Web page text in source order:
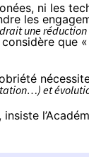
ni les
les
une réduction
que «
et
insiste